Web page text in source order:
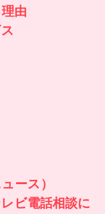
由
ース）
ビ電話相談に